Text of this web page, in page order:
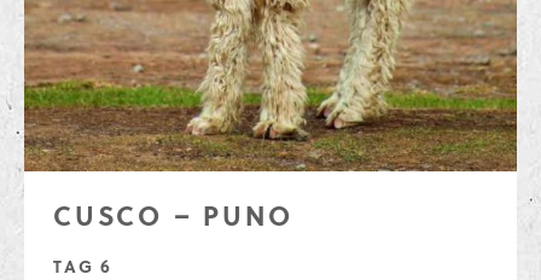
CUSCO – PUNO
TAG 6